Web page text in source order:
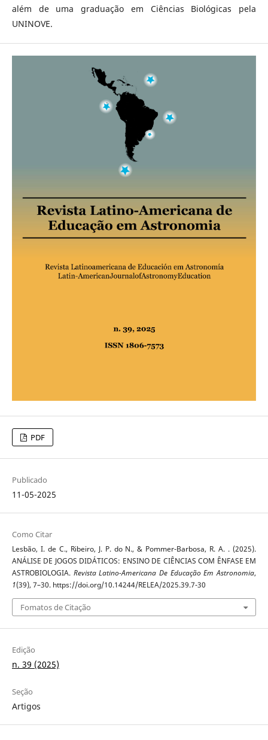
além de uma graduação em Ciências Biológicas pela
UNINOVE.
PDF
Publicado
11-05-2025
Como Citar
Lesbão, I. de C., Ribeiro, J. P. do N., & Pommer-Barbosa, R. A. . (2025).
ANÁLISE DE JOGOS DIDÁTICOS: ENSINO DE CIÊNCIAS COM ÊNFASE EM
ASTROBIOLOGIA. Revista Latino-Americana De Educação Em Astronomia,
1(39), 7–30. https://doi.org/10.14244/RELEA/2025.39.7-30
Fomatos de Citação
Edição
n. 39 (2025)
Seção
Artigos